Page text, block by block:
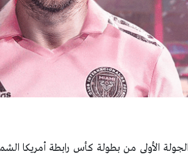
الأولى من بطولة كأس رابطة أمريكا